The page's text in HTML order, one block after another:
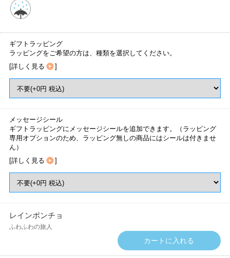
ギフトラッピング
ラッピングをご希望の方は、種類を選択してください。
[詳しく見る ]
メッセージシール
ギフトラッピングにメッセージシールを追加できます。（ラッピング
専用オプションのため、ラッピング無しの商品にはシールは付きませ
ん）
[詳しく見る ]
レインポンチョ
ふわふわの旅人